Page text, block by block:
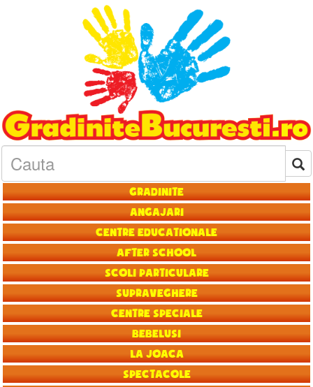
Gradinite
Angajari
Centre educationale
After School
Scoli particulare
Supraveghere
Centre speciale
Bebelusi
La joaca
Spectacole